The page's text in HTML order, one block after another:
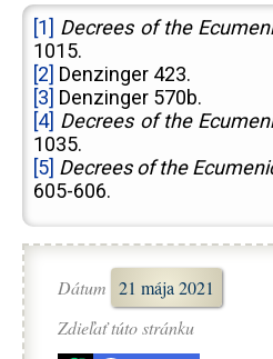
[1] Decrees of the
1015.
[2] Denzinger 423.
[3] Denzinger 570b.
[4] Decrees of the
1035.
[5] Decrees of the
605-606.
Dátum 21 mája 2021
Zdieľať túto stránku